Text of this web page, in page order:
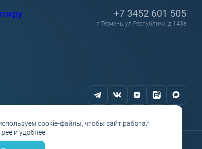
+7 3452 601 505
г Тюмень, ул Республики, д 143а
cookie-файлы, чтобы сайт работал
и удобнее.